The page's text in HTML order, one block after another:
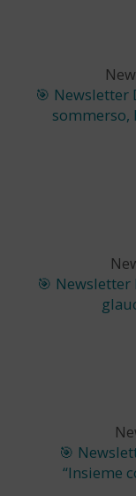
🎯 Newsletter
sommerso,
🎯 Newsletter
🎯
“Insieme